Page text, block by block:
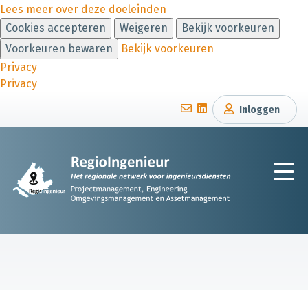
Lees meer over deze doeleinden
Cookies accepteren
Weigeren
Bekijk voorkeuren
Voorkeuren bewaren
Bekijk voorkeuren
Privacy
Privacy
Inloggen